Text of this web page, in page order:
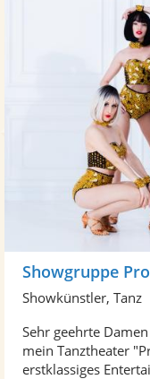
Showgruppe
Showkünstler, Tanz
Sehr geehrte
mein Tanztheater
erstklassiges